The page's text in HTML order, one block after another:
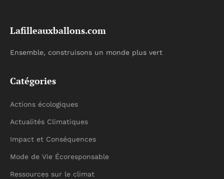
Lafilleauxballons.com
Ensemble, construisons un monde plus vert
Catégories
Actions écologiques
Actualités Climatiques
Impact et Conséquences
Mode de Vie Écoresponsable
Ressources sur le climat